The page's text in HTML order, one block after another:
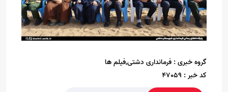
گروه خبری : فرمانداری دشتی,فیلم ها
کد خبر : 47059